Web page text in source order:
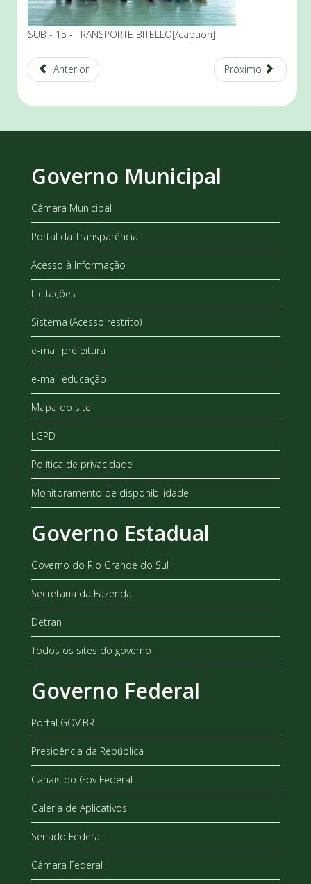
SUB - 15 - TRANSPORTE BITELLO[/caption]
Anterior Próximo
Governo Municipal
Câmara Municipal
Portal da Transparência
Acesso à Informação
Licitações
Sistema (Acesso restrito)
e-mail prefeitura
e-mail educação
Mapa do site
LGPD
Política de privacidade
Monitoramento de disponibilidade
Governo Estadual
Governo do Rio Grande do Sul
Secretaria da Fazenda
Detran
Todos os sites do governo
Governo Federal
Portal GOV.BR
Presidência da República
Canais do Gov Federal
Galeria de Aplicativos
Senado Federal
Câmara Federal